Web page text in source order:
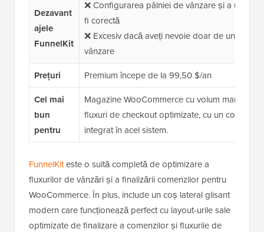
Dezavant
ajele
FunnelKit
❌ Configurarea pâlniei de vânzare și a
fi corectă
❌ Excesiv dacă aveți nevoie doar de un coș
vânzare
Prețuri Premium începe de la 99,50 $/an
Cel mai
bun
pentru
Magazine WooCommerce cu volum mare
fluxuri de checkout optimizate, cu un coș
integrat în acel sistem.
FunnelKiteste o suită completă de optimizare a
fluxurilor de vânzări și a finalizării comenzilor pentru
WooCommerce. În plus, include un coș lateral glisant
modern care funcționează perfect cu layout-urile sale
optimizate de finalizare a comenzilor și fluxurile de